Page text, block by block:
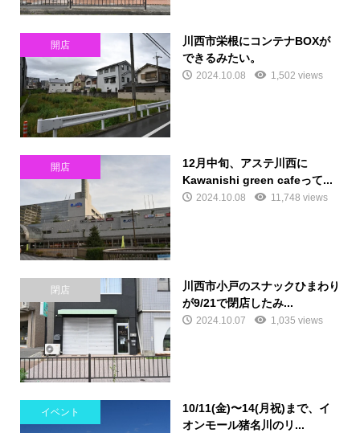
開店
川西市栄根にコンテナBOXが
できるみたい。
2024.10.08 1,502 views
開店
12月中旬、アステ川西に
Kawanishi green cafeって...
2024.10.08 11,748 views
閉店
川西市小戸のスナックひまわり
が9/21で閉店したみ...
2024.10.07 1,035 views
イベント
10/11(金)〜14(月祝)まで、イ
オンモール猪名川のリ...